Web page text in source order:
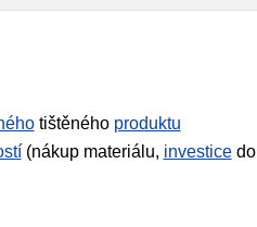
tištěného produktu
(nákup materiálu, investicedo